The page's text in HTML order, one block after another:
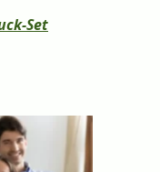
Set